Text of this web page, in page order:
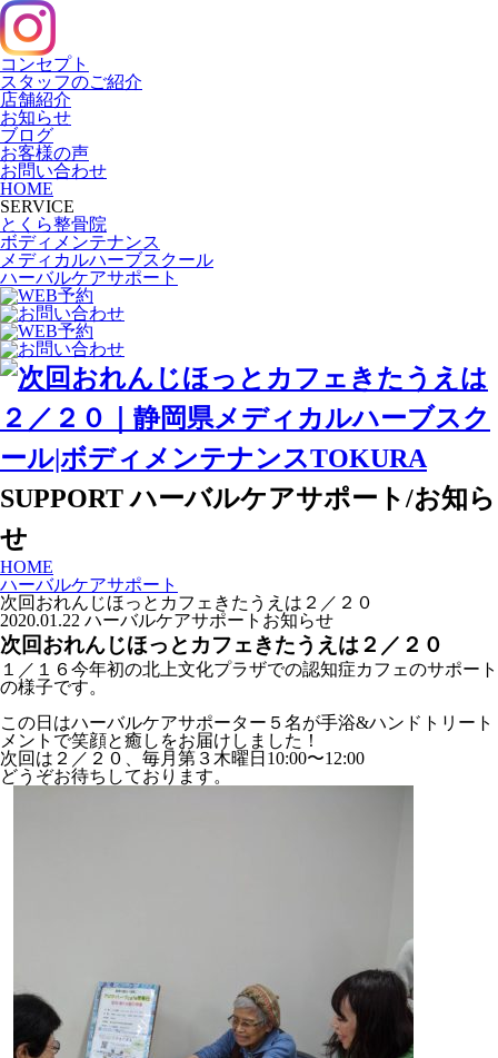
コンセプト
スタッフのご紹介
店舗紹介
お知らせ
ブログ
お客様の声
お問い合わせ
HOME
SERVICE
とくら整骨院
ボディメンテナンス
メディカルハーブスクール
ハーバルケアサポート
SUPPORT ハーバルケアサポート/お知ら
せ
HOME
ハーバルケアサポート
次回おれんじほっとカフェきたうえは２／２０
2020.01.22 ハーバルケアサポート お知らせ
次回おれんじほっとカフェきたうえは２／２０
１／１６今年初の北上文化プラザでの認知症カフェのサポート
の様子です。
この日はハーバルケアサポーター５名が手浴&ハンドトリート
メントで笑顔と癒しをお届けしました！
次回は２／２０、毎月第３木曜日10:00〜12:00
どうぞお待ちしております。